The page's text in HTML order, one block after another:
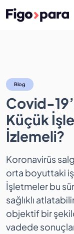
Blog
Covid-
Küçük
İzlemeli?
Koronavirüs
orta boyuttaki
İşletmeler bu
sağlıklı
objektif bir
vadede